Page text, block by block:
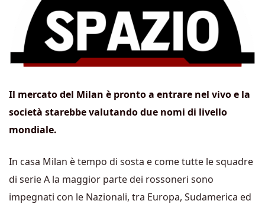
Il mercato del Milan è pronto a entrare nel vivo e la
società starebbe valutando due nomi di livello
mondiale.
In casa Milan è tempo di sosta e come tutte le squadre
di serie A la maggior parte dei rossoneri sono
impegnati con le Nazionali, tra Europa, Sudamerica ed